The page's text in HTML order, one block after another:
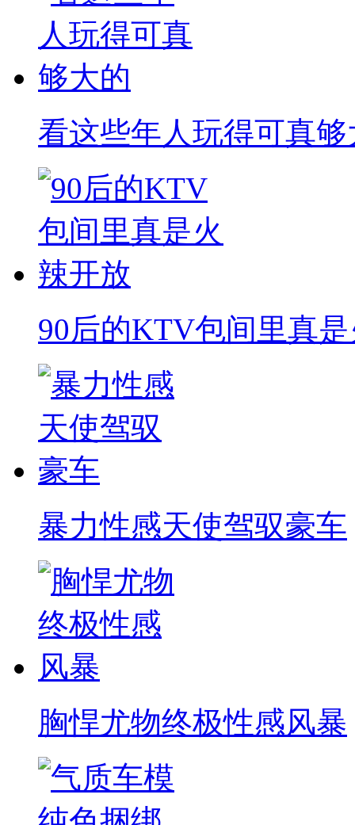
看这些年人玩得可真够
90后的KTV包间里真
暴力性感天使驾驭豪车
胸悍尤物终极性感风暴